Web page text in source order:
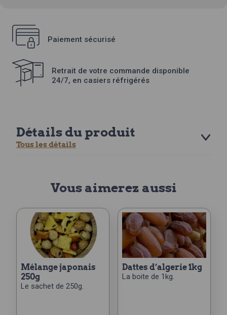
Paiement sécurisé
Retrait de votre commande disponible
24/7, en casiers réfrigérés
Détails du produit
Tous les détails
Vous aimerez aussi
mélange japonais
250g
Le sachet de 250g.
dattes d’algerie 1kg
La boite de 1kg.